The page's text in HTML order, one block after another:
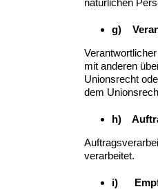
natürlichen
g)
mit anderen
Unionsrecht
dem
h)
verarbeitet.
i)